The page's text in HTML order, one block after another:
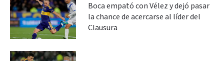
Boca empató con Vélez y dejó pasar
la chance de acercarse al líder del
Clausura